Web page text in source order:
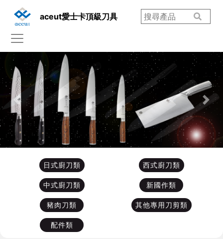
aceut愛士卡頂級刀具
Previous Next
日式廚刀類 西式廚刀類
中式廚刀類 新國作類
豬肉刀類 其他專用刀剪類
配件類